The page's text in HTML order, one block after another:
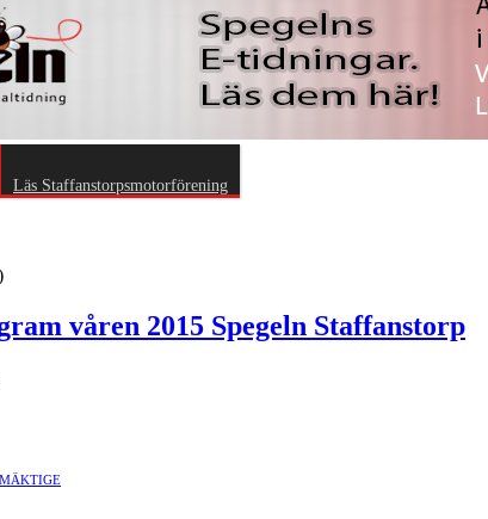
Läs Staffanstorpsmotorförening
våren 2015 Spegeln Staffanstorp